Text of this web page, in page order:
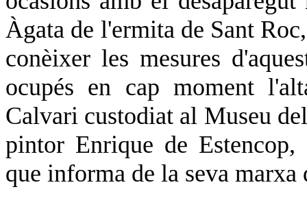
Àgata de l'ermita de Sant
conèixer les mesures
ocupés en cap moment
Calvari custodiat al Museu
pintor Enrique de
que informa de la seva marxa